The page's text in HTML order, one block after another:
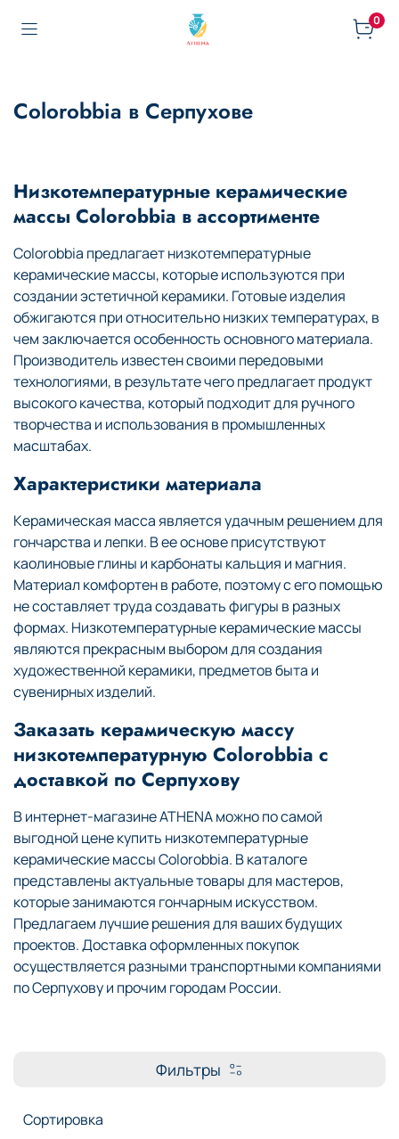
0
Colorobbia в Серпухове
Низкотемпературные керамические
массы Colorobbia в ассортименте
Colorobbia предлагает низкотемпературные
керамические массы, которые используются при
создании эстетичной керамики. Готовые изделия
обжигаются при относительно низких температурах, в
чем заключается особенность основного материала.
Производитель известен своими передовыми
технологиями, в результате чего предлагает продукт
высокого качества, который подходит для ручного
творчества и использования в промышленных
масштабах.
Характеристики материала
Керамическая масса является удачным решением для
гончарства и лепки. В ее основе присутствуют
каолиновые глины и карбонаты кальция и магния.
Материал комфортен в работе, поэтому с его помощью
не составляет труда создавать фигуры в разных
формах. Низкотемпературные керамические массы
являются прекрасным выбором для создания
художественной керамики, предметов быта и
сувенирных изделий.
Заказать керамическую массу
низкотемпературную Colorobbia с
доставкой по Серпухову
В интернет-магазине ATHENA можно по самой
выгодной цене купить низкотемпературные
керамические массы Colorobbia. В каталоге
представлены актуальные товары для мастеров,
которые занимаются гончарным искусством.
Предлагаем лучшие решения для ваших будущих
проектов. Доставка оформленных покупок
осуществляется разными транспортными компаниями
по Серпухову и прочим городам России.
Фильтры